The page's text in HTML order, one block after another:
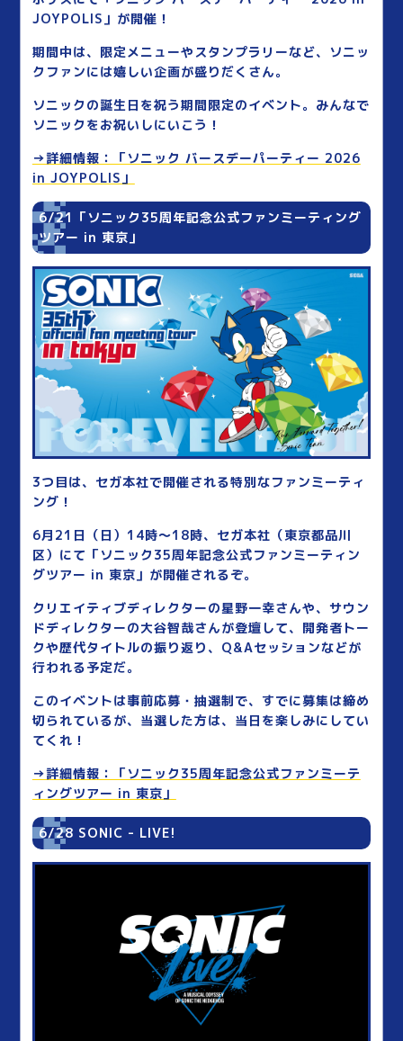
JOYPOLIS」が開催！
期間中は、限定メニューやスタンプラリーなど、ソニッ
クファンには嬉しい企画が盛りだくさん。
ソニックの誕生日を祝う期間限定のイベント。みんなで
ソニックをお祝いしにいこう！
→詳細情報：「ソニック バースデーパーティー 2026
in JOYPOLIS」
6/21「ソニック35周年記念公式ファンミーティング
ツアー in 東京」
3つ目は、セガ本社で開催される特別なファンミーティ
ング！
6月21日（日）14時～18時、セガ本社（東京都品川
区）にて「ソニック35周年記念公式ファンミーティン
グツアー in 東京」が開催されるぞ。
クリエイティブディレクターの星野一幸さんや、サウン
ドディレクターの大谷智哉さんが登壇して、開発者トー
クや歴代タイトルの振り返り、Q&Aセッションなどが
行われる予定だ。
このイベントは事前応募・抽選制で、すでに募集は締め
切られているが、当選した方は、当日を楽しみにしてい
てくれ！
→詳細情報：「ソニック35周年記念公式ファンミーテ
ィングツアー in 東京」
6/28 SONIC - LIVE!